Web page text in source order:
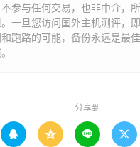
参与任何交易，也非中介，
一旦您访问国外主机测评，
跑路的可能，备份永远是最
分享到
   